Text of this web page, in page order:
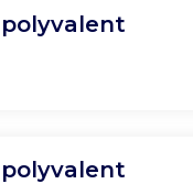
polyvalent
polyvalent